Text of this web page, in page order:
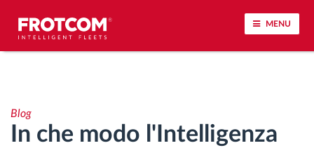
MENU
Analisi dello stile di guida
Blog
In che modo l'Intelligenza